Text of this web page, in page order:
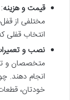
قیمت و هزینه
مختلفی از
انتخاب قفلی
نصب و
متخصصان و
انجام دهند.
خودتان،